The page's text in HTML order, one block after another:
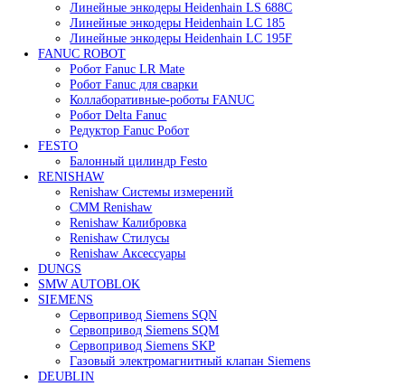
FANUC
Контроллеры Fanuc
Сервоуселители Fanuc
Энкодеры Fanuc
Fanuc PCB Плата
Серводвигатели Fanuc
MITSUBISHI ELECTRIC
Сервоприводы Mitsubishi
HEIDENHAIN
Линейные энкодеры Heidenhain LS 628C
Линейные энкодеры Heidenhain LS 688C
Линейные энкодеры Heidenhain LC 185
Линейные энкодеры Heidenhain LC 195F
FANUC ROBOT
Робот Fanuc LR Mate
Робот Fanuc для сварки
Коллаборативные-роботы FANUC
Робот Delta Fanuc
Редуктор Fanuc Робот
FESTO
Балонный цилиндр Festo